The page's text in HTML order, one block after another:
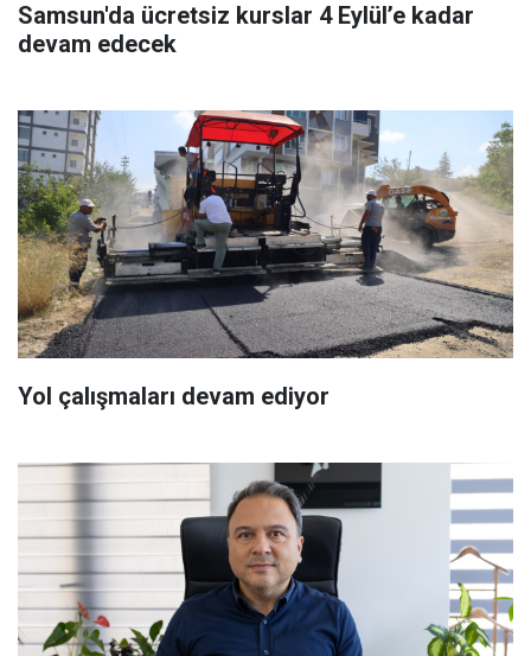
Samsun'da ücretsiz kurslar 4 Eylül’e kadar
devam edecek
Yol çalışmaları devam ediyor